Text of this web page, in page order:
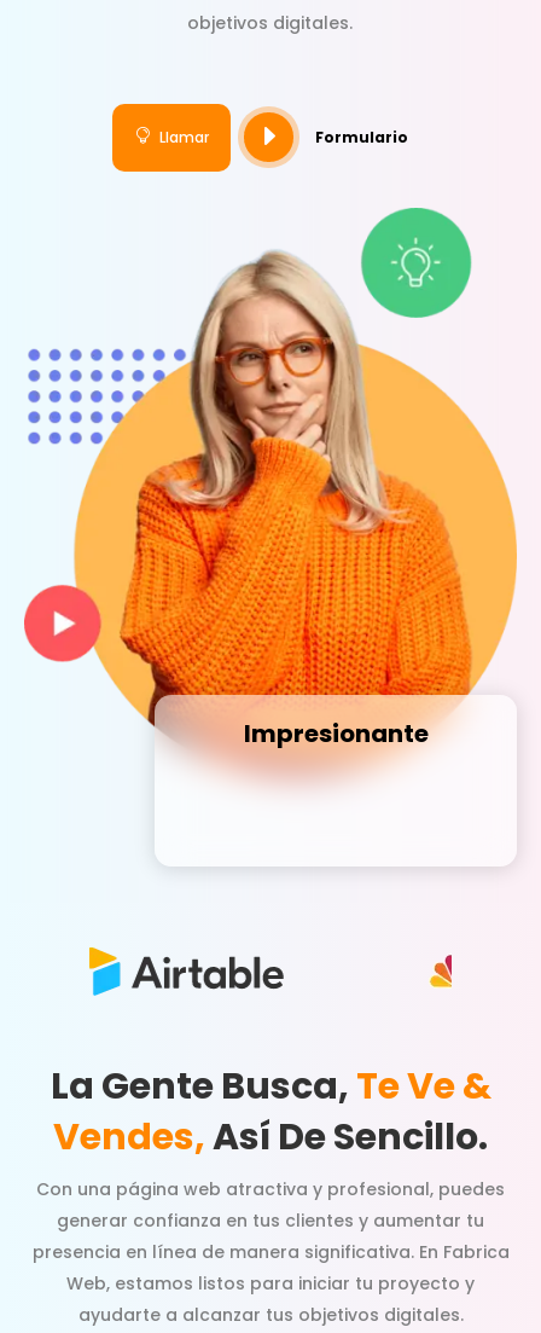
objetivos digitales.
 Llamar E Formulario
Impresionante
La Gente Busca,Te Ve &
Vendes,Así De Sencillo.
Con una página web atractiva y profesional, puedes
generar confianza en tus clientes y aumentar tu
presencia en línea de manera significativa. En Fabrica
Web, estamos listos para iniciar tu proyecto y
ayudarte a alcanzar tus objetivos digitales.